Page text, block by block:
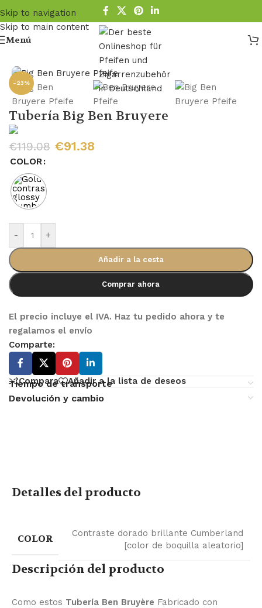
Skip to navigation
Skip to main content
Menú
Tubo de madera/ Tuberías Bruyere
-23%
Tubería Big Ben Bruyere
€119.08 €91.38
COLOR
- +
Añadir a la cesta
Comprar ahora
El precio incluye el IVA. Haz tu pedido ahora y te
regalamos el envío
Comparte:
Compara Añadir a la lista de deseos
Tiempo de transporte
Devolución y cambio
Detalles del producto
COLOR
Contraste dorado brillante Cumberland
[color de boquilla aleatorio]
Descripción del producto
Como estos Tubería Ben Bruyère Fabricado con